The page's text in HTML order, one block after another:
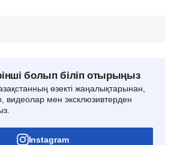
болып біліп отырыңыз
өзекті жаңалықтарынан,
видеолар мен эксклюзивтерден
Instagram